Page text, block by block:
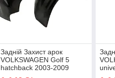
Задній Захист арок
VOLKSWAGEN Golf 5
hatchback 2003-2009